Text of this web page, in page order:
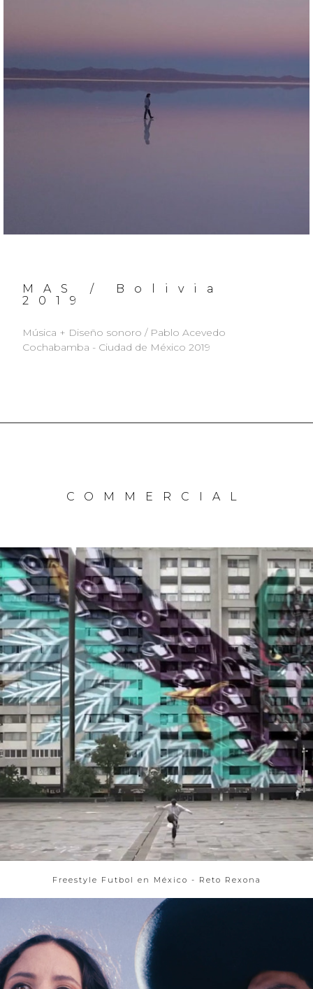
MAS / Bolivia
2019
Música + Diseño sonoro / Pablo Acevedo
Cochabamba - Ciudad de México 2019
COMMERCIAL
Freestyle Futbol en México - Reto Rexona